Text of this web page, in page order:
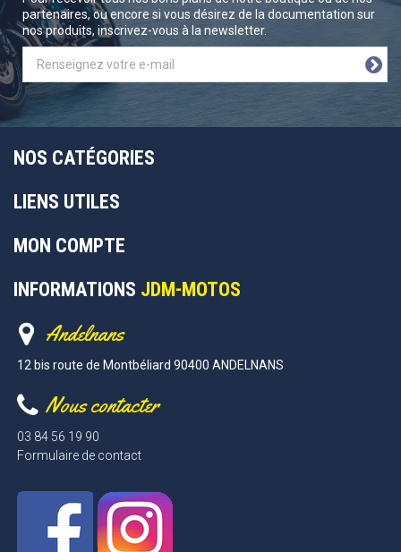
partenaires, ou encore si vous désirez de la documentation sur
nos produits, inscrivez-vous à la newsletter.
NOS CATÉGORIES
LIENS UTILES
MON COMPTE
INFORMATIONS JDM-MOTOS
Andelnans
12 bis route de Montbéliard 90400 ANDELNANS
Nous contacter
03 84 56 19 90
Formulaire de contact